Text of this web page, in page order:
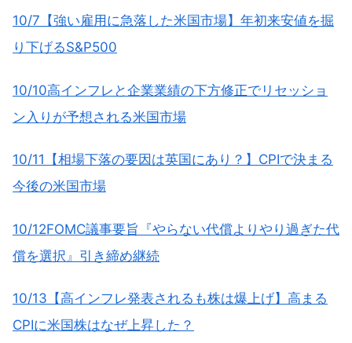
10/7【強い雇用に急落した米国市場】年初来安値を掘
り下げるS&P500
10/10高インフレと企業業績の下方修正でリセッショ
ン入りが予想される米国市場
10/11【相場下落の要因は英国にあり？】CPIで決まる
今後の米国市場
10/12FOMC議事要旨『やらない代償よりやり過ぎた代
償を選択』引き締め継続
10/13【高インフレ発表されるも株は爆上げ】高まる
CPIに米国株はなぜ上昇した？